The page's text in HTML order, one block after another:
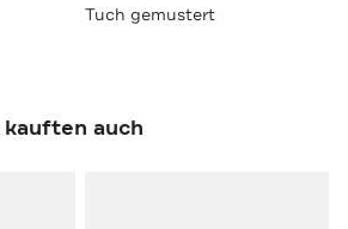
Tuch gemustert
auch